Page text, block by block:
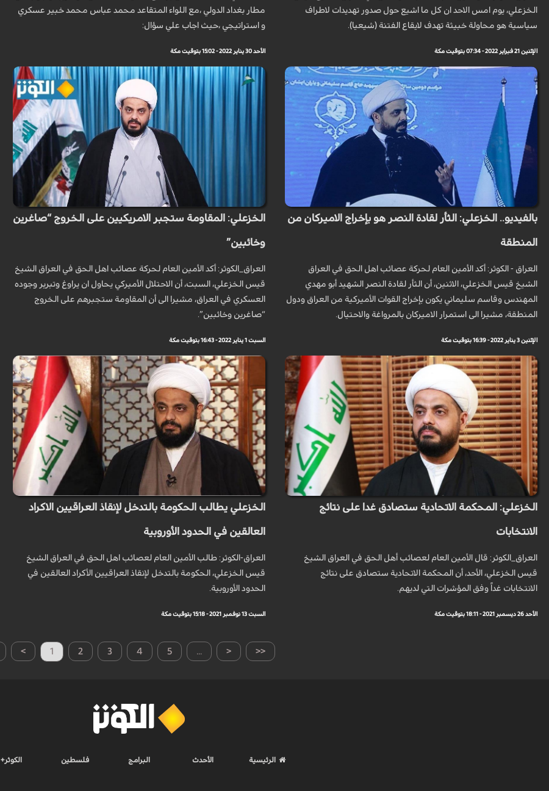
الخزعلي، يوم امس الاحد ان كل ما اشيع حول صدور تهديدات لاطراف
سياسية هو محاولة خبيثة تهدف لايقاع الفتنة (شيعيا).
الإثنين 21 فبراير 2022 - 07:34 بتوقيت مكة
مطار بغداد الدولي ،مع اللواء المتقاعد محمد عباس محمد خبير عسكري
و استراتيجي ،حيث اجاب علي سؤال:
الأحد 30 يناير 2022 - 15:02 بتوقيت مكة
بالفيديو.. الخزعلي: الثأر لقادة النصر هو بإخراج الاميركان من
المنطقة
العراق - الكوثر: أكد الأمين العام لحركة عصائب اهل الحق في العراق
الشيخ قيس الخزعلي، الاثنين، أن الثأر لقادة النصر الشهيد أبو مهدي
المهندس وقاسم سليماني يكون بإخراج القوات الأميركية من العراق ودول
المنطقة، مشيرا الى استمرار الاميركان بالمرواغة والاحتيال.
الإثنين 3 يناير 2022 - 16:39 بتوقيت مكة
الخزعلي: المقاومة ستجبر الامريكيين على الخروج “صاغرين
وخائبين”
العراق_الكوثر: أكد الأمين العام لحركة عصائب اهل الحق في العراق الشيخ
قيس الخزعلي، السبت، أن الاحتلال الأميركي يحاول ان يراوغ وتبرير وجوده
العسكري في العراق، مشيرا الى أن المقاومة ستجبرهم على الخروج
“صاغرين وخائبين”.
السبت 1 يناير 2022 - 16:43 بتوقيت مكة
الخزعلي: المحكمة الاتحادية ستصادق غدا على نتائج
الانتخابات
العراق_الكوثر: قال الأمين العام لعصائب أهل الحق في العراق الشيخ
قيس الخزعلي، الأحد، أن المحكمة الاتحادية ستصادق على نتائج
الانتخابات غداً وفق المؤشرات التي لديهم.
الأحد 26 ديسمبر 2021 - 18:11 بتوقيت مكة
الخزعلي يطالب الحكومة بالتدخل لإنقاذ العراقيين الاكراد
العالقين في الحدود الأوروبية
العراق-الكوثر: طالب الأمين العام لعصائب اهل الحق في العراق الشيخ
قيس الخزعلي، الحكومة بالتدخل لإنقاذ العراقيين الأكراد العالقين في
الحدود الأوروبية.
السبت 13 نوفمبر 2021 - 15:18 بتوقيت مكة
> 1 2 3 4 5 ... < <<
الرئيسية الأحدث البرامج فلسطين الكوثر+